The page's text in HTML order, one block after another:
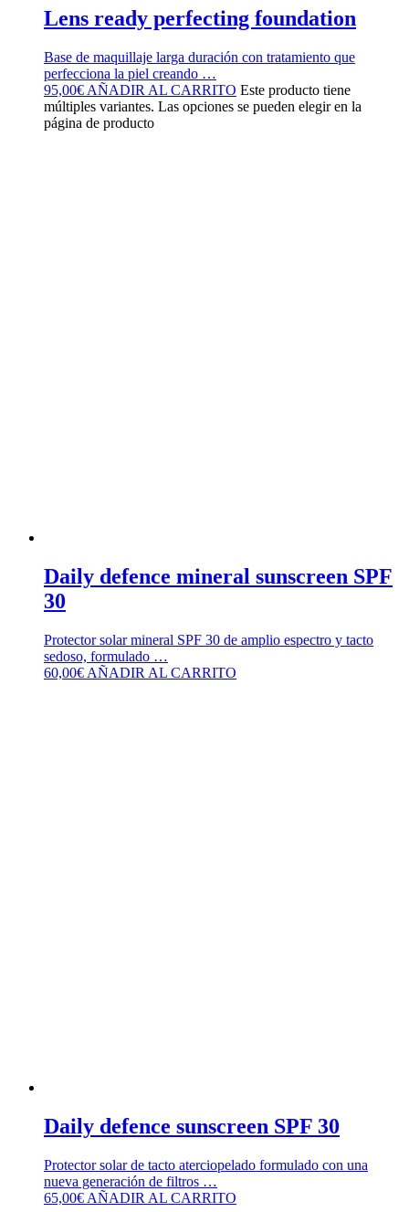
Lens ready perfecting foundation
Base de maquillaje larga duración con tratamiento que
perfecciona la piel creando …
95,00€ AÑADIR AL CARRITO Este producto tiene
múltiples variantes. Las opciones se pueden elegir en la
página de producto
Daily defence mineral sunscreen SPF
30
Protector solar mineral SPF 30 de amplio espectro y tacto
sedoso, formulado …
60,00€ AÑADIR AL CARRITO
Daily defence sunscreen SPF 30
Protector solar de tacto aterciopelado formulado con una
nueva generación de filtros …
65,00€ AÑADIR AL CARRITO